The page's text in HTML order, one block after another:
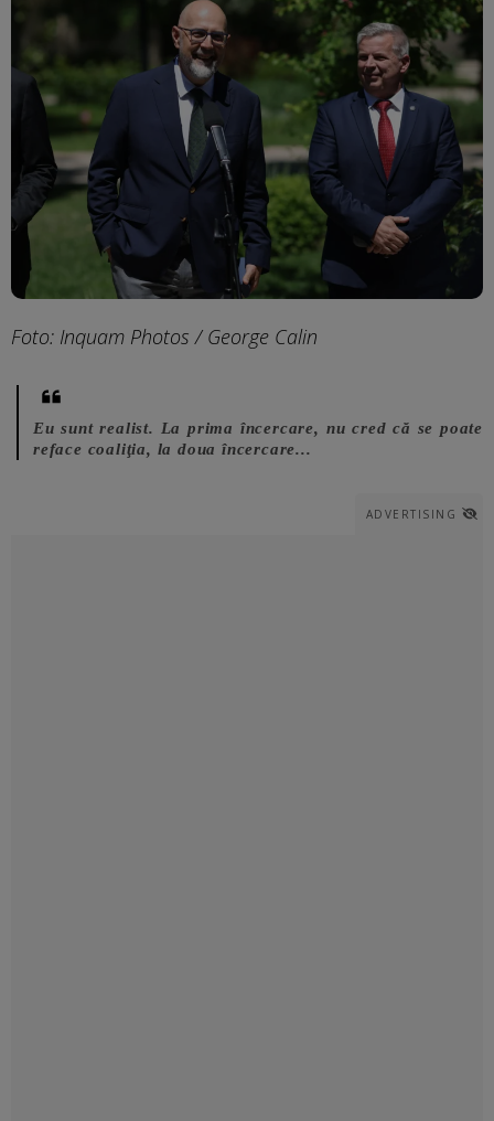
Foto: Inquam Photos / George Calin
Eu sunt realist. La prima încercare, nu cred că se poate
reface coaliţia, la doua încercare...
ADVERTISING